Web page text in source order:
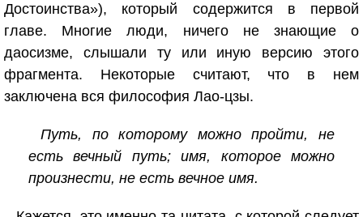
Достоинства»), который содержится в первой
главе. Многие люди, ничего не знающие о
даосизме, слышали ту или иную версию этого
фрагмента. Некоторые считают, что в нем
заключена вся философия Лао-цзы.
Путь, по которому можно пройти, не
есть вечный путь; имя, которое можно
произнести, не есть вечное имя.